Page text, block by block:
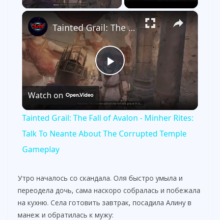
×
P
l
a
V
Tainted Grail: The Fall of Avalon - Minher Rites: Talk To Neante About The Corrupted Temple Gameplay
Watch on
Tainted Grail: The Fall of Avalon - Minher Rites:
Talk To Neante About The Corrupted Temple
Gameplay
Утро началось со скандала. Оля быстро умыла и
переодела дочь, сама наскоро собралась и побежала
на кухню. Села готовить завтрак, посадила Алину в
манеж и обратилась к мужу: